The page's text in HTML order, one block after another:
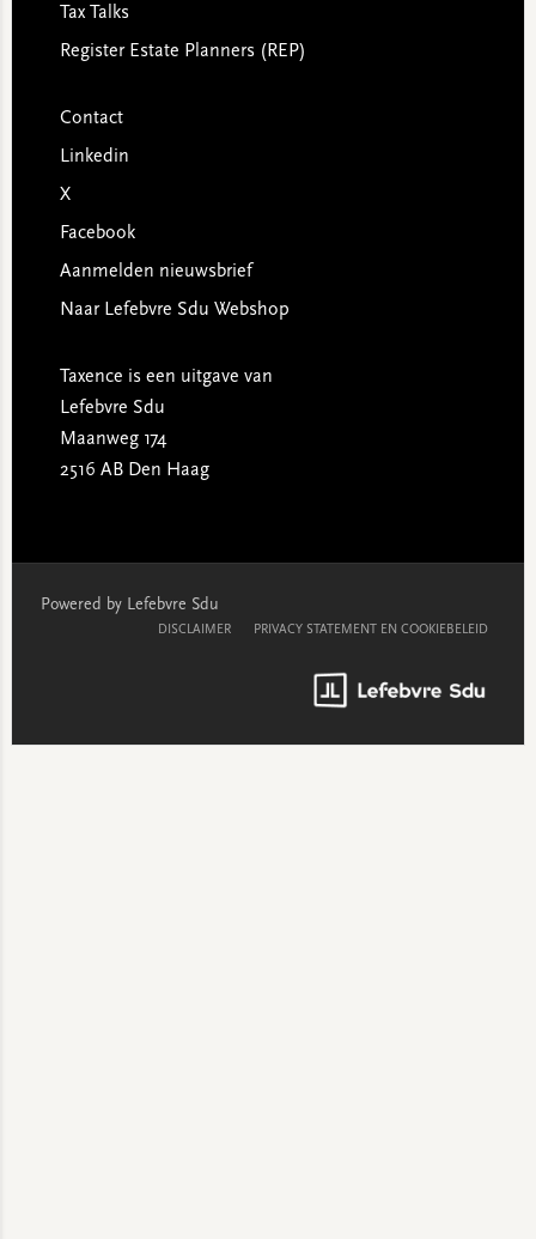
Tax Talks
Register Estate Planners (REP)
Contact
Linkedin
X
Facebook
Aanmelden nieuwsbrief
Naar Lefebvre Sdu Webshop
Taxence is een uitgave van
Lefebvre Sdu
Maanweg 174
2516 AB Den Haag
Powered by Lefebvre Sdu
DISCLAIMER PRIVACY STATEMENT EN COOKIEBELEID